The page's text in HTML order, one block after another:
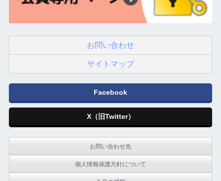
お問い合わせ
サイトマップ
Facebook
X（旧Twitter）
お問い合わせ先
個人情報保護方針について